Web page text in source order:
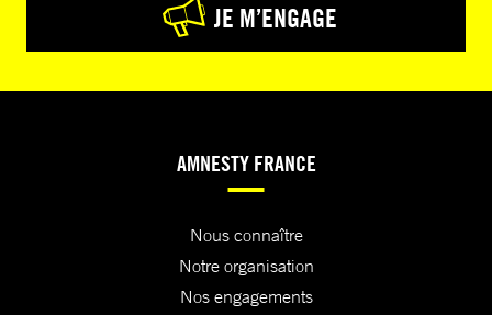
JE M’ENGAGE
AMNESTY FRANCE
Nous connaître
Notre organisation
Nos engagements